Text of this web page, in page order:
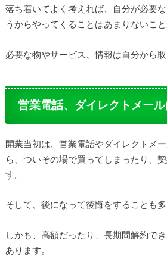
落ち着いてよく考えれば、自分が必要
うからやってくることはあまりないこと
必要な物やサービス、情報は自分から取
営業電話、ダイレクトメー
開業当初は、営業電話やダイレクトメ
ら、ついその場で買ってしまったり、
す。
そして、後になって後悔をすることも多
しかも、高額だったり、長期間解約で
あります。